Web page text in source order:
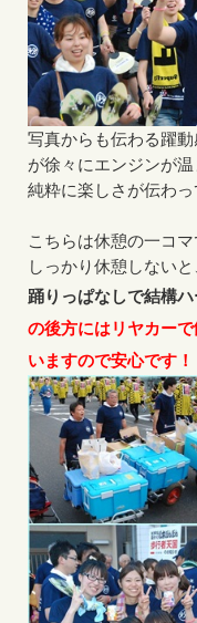
写真からも伝わる躍
が徐々にエンジンが温
純粋に楽しさが伝わっ
こちらは休憩の一コマ
しっかり休憩しない
踊りっぱなしで結構ハ
の後方にはリヤカー
いますので安心です！